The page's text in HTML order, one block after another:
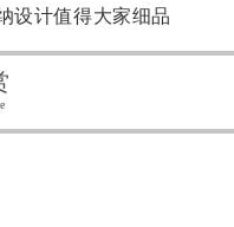
设计值得大家细品